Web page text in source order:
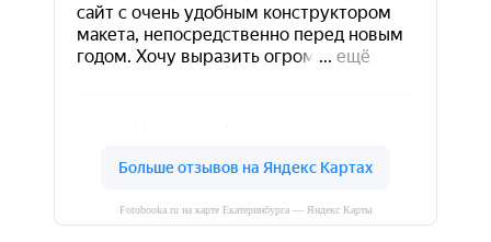
Fotobooka.ru на карте Екатеринбурга — Яндекс Карты